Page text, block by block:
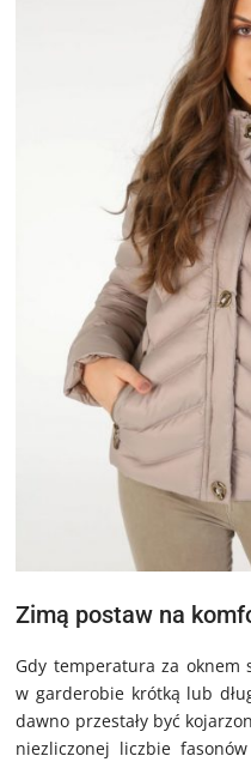
Zimą postaw na
Gdy temperatura za
w garderobie krótką lub
dawno przestały być
niezliczonej liczbie